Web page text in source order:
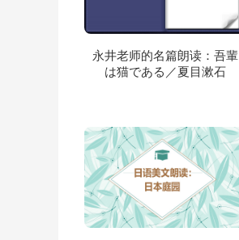
永井老师的名篇朗读：吾輩
は猫である／夏目漱石